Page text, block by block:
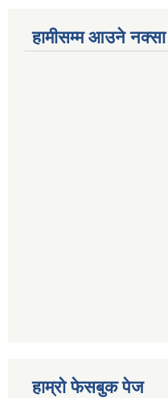
हामीसम्म आउने नक्सा
हाम्रो फेसबुक पेज